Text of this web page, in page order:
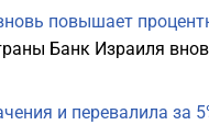
повышает
Банк Израиля
и перевалила за